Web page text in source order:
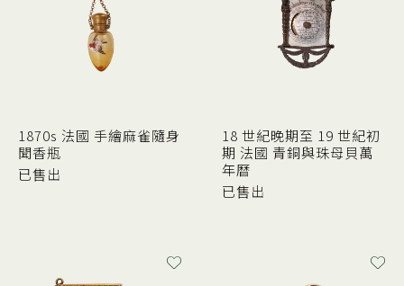
1870s 法國 手繪麻雀隨身
聞香瓶
已售出
18 世紀晚期至 19 世紀初
期 法國 青銅與珠母貝萬
年曆
已售出